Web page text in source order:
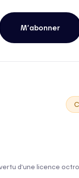
M’abonner
d’une licence